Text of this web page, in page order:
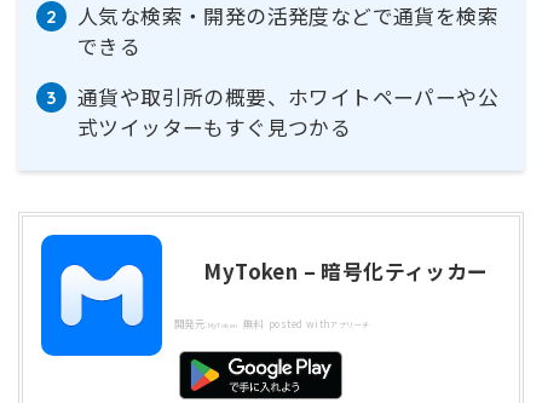
人気な検索・開発の活発度などで通貨を検索
できる
通貨や取引所の概要、ホワイトペーパーや公
式ツイッターもすぐ見つかる
MyToken – 暗号化ティッカー
開発元:MyToken 無料 posted withアプリーチ